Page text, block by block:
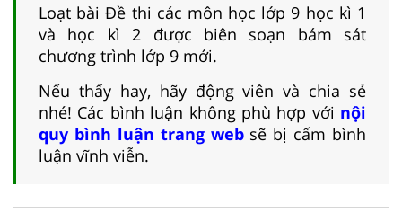
Loạt bài Đề thi các môn học lớp 9 học kì 1
và học kì 2 được biên soạn bám sát
chương trình lớp 9 mới.
Nếu thấy hay, hãy động viên và chia sẻ
nhé! Các bình luận không phù hợp với nội
quy bình luận trang websẽ bị cấm bình
luận vĩnh viễn.